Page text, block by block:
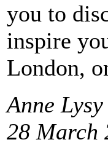
you to
inspire
London,
Anne Lysy
28 March